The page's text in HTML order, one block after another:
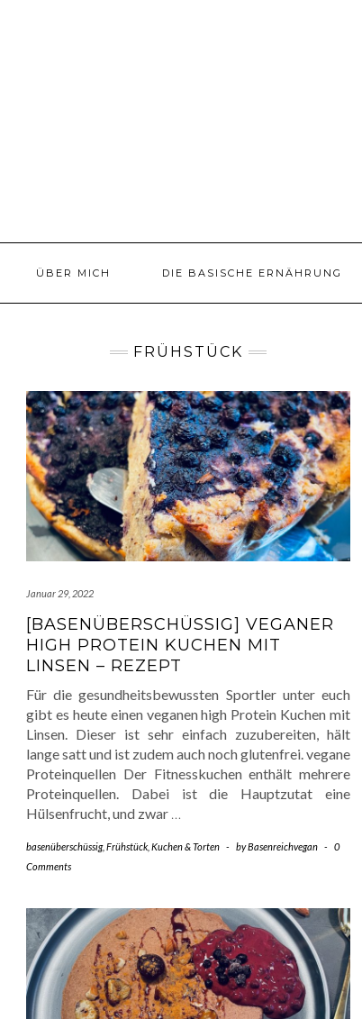
ÜBER MICH DIE BASISCHE ERNÄHRUNG
FRÜHSTÜCK
Januar 29, 2022
[BASENÜBERSCHÜSSIG] VEGANER
HIGH PROTEIN KUCHEN MIT
LINSEN – REZEPT
Für die gesundheitsbewussten Sportler unter euch
gibt es heute einen veganen high Protein Kuchen mit
Linsen. Dieser ist sehr einfach zuzubereiten, hält
lange satt und ist zudem auch noch glutenfrei. vegane
Proteinquellen Der Fitnesskuchen enthält mehrere
Proteinquellen. Dabei ist die Hauptzutat eine
Hülsenfrucht, und zwar …
basenüberschüssig, Frühstück Kuchen & Torten - byBasenreichvegan -
0
Comments